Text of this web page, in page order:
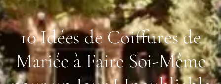
10 Idées de Coiffures de
Mariée à Faire Soi-Même